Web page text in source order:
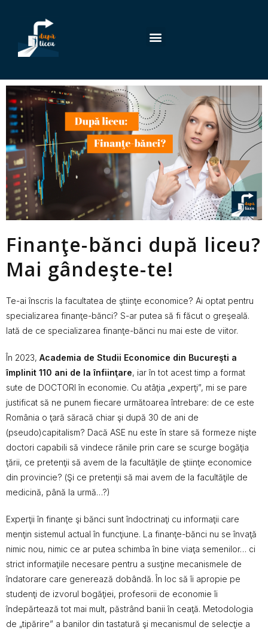
Finanţe-bănci după liceu?
Mai gândeşte-te!
Te-ai înscris la facultatea de ştiinţe economice? Ai optat pentru
specializarea finanţe-bănci? S-ar putea să fi făcut o greşeală.
Iată de ce specializarea finanţe-bănci nu mai este de viitor.
În 2023, Academia de Studii Economice din Bucureşti a
împlinit 110 ani de la înfiinţare, iar în tot acest timp a format
sute de DOCTORI în economie. Cu atâţia „experţi”, mi se pare
justificat să ne punem fiecare următoarea întrebare: de ce este
România o ţară săracă chiar şi după 30 de ani de
(pseudo)capitalism? Dacă ASE nu este în stare să formeze nişte
doctori capabili să vindece rănile prin care se scurge bogăţia
ţării, ce pretenţii să avem de la facultăţile de ştiinţe economice
din provincie? (Şi ce pretenţii să mai avem de la facultăţile de
medicină, până la urmă…?)
Experţii în finanţe şi bănci sunt îndoctrinaţi cu informaţii care
menţin sistemul actual în funcţiune. La finanţe-bănci nu se învaţă
nimic nou, nimic ce ar putea schimba în bine viaţa semenilor… ci
strict informaţiile necesare pentru a susţine mecanismele de
îndatorare care generează dobândă. În loc să îi apropie pe
studenţi de izvorul bogăţiei, profesorii de economie îi
îndepărtează tot mai mult, păstrând banii în ceaţă. Metodologia
de „tipărire” a banilor din tastatură şi mecanismul de selecţie a